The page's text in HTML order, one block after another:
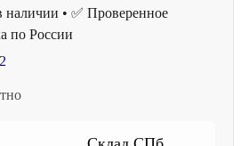
наличии • ✅ Проверенное
по России